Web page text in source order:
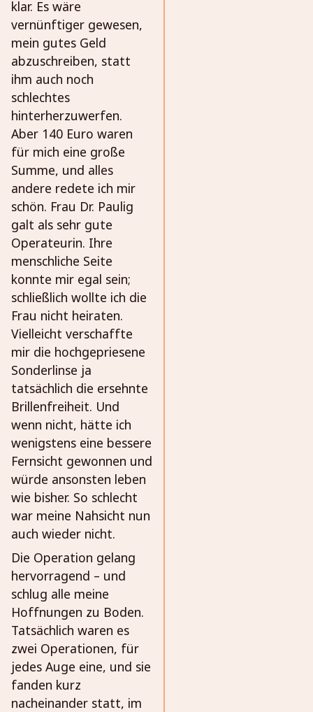
klar. Es wäre
vernünftiger gewesen,
mein gutes Geld
abzuschreiben, statt
ihm auch noch
schlechtes
hinterherzuwerfen.
Aber 140 Euro waren
für mich eine große
Summe, und alles
andere redete ich mir
schön. Frau Dr. Paulig
galt als sehr gute
Operateurin. Ihre
menschliche Seite
konnte mir egal sein;
schließlich wollte ich die
Frau nicht heiraten.
Vielleicht verschaffte
mir die hochgepriesene
Sonderlinse ja
tatsächlich die ersehnte
Brillenfreiheit. Und
wenn nicht, hätte ich
wenigstens eine bessere
Fernsicht gewonnen und
würde ansonsten leben
wie bisher. So schlecht
war meine Nahsicht nun
auch wieder nicht.
Die Operation gelang
hervorragend – und
schlug alle meine
Hoffnungen zu Boden.
Tatsächlich waren es
zwei Operationen, für
jedes Auge eine, und sie
fanden kurz
nacheinander statt, im